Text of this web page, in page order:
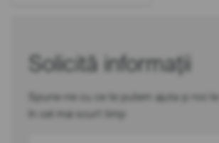
Solicită informații
Spune-ne cu ce te putem ajuta și noi
în cel mai scurt timp